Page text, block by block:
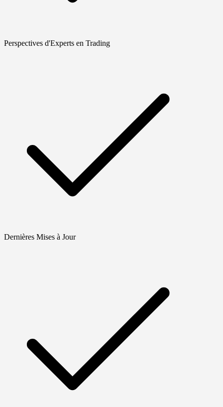
Perspectives d'Experts en Trading
Dernières Mises à Jour